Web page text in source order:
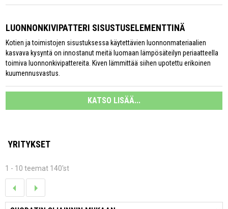
LUONNONKIVIPATTERI SISUSTUSELEMENTTINÄ
Kotien ja toimistojen sisustuksessa käytettävien luonnonmateriaalien
kasvava kysyntä on innostanut meitä luomaan lämpösäteilyn periaatteella
toimiva luonnonkivipattereita. Kiven lämmittää siihen upotettu erikoinen
kuumennusvastus.
KATSO LISÄÄ...
YRITYKSET
1 - 10 teemat 140'st